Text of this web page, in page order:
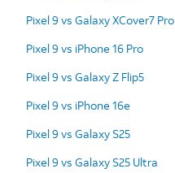
Pixel 9 vs Galaxy XCover7 Pro
Pixel 9 vs iPhone 16 Pro
Pixel 9 vs Galaxy Z Flip5
Pixel 9 vs iPhone 16e
Pixel 9 vs Galaxy S25
Pixel 9 vs Galaxy S25 Ultra